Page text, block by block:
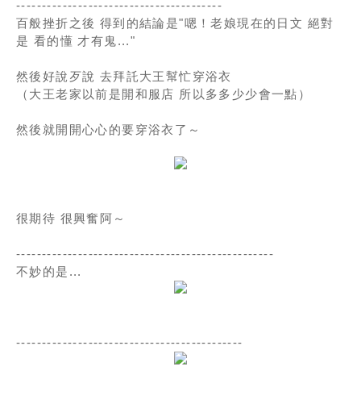
----------------------------------------
百般挫折之後 得到的結論是"嗯！老娘現在的日文 絕對
是 看的懂 才有鬼..."
然後好說歹說 去拜託大王幫忙穿浴衣
（大王老家以前是開和服店 所以多多少少會一點）
然後就開開心心的要穿浴衣了～
很期待 很興奮阿～
--------------------------------------------------
不妙的是...
--------------------------------------------